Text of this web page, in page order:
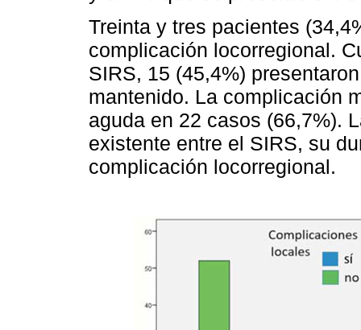
Treinta y tres pacientes
complicación locorregional.
SIRS, 15 (45,4%)
mantenido. La complicación
aguda en 22 casos (66,7%).
existente entre el SIRS, su
complicación locorregional.